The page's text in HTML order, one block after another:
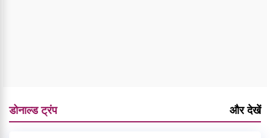
डोनाल्ड ट्रंप और देखें